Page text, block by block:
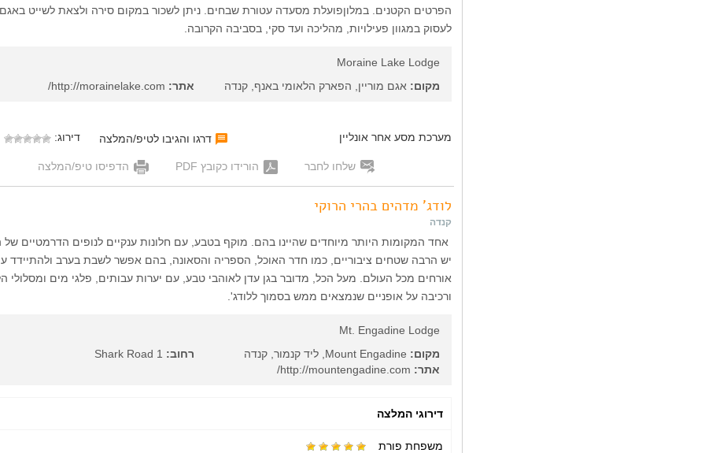
הפרטים הקטנים. במלוןפועלת מסעדה עטורת שבחים. ניתן לשכור במקום סירה ולצאת לשייט
לעסוק במגוון פעילויות, מהליכה ועד סקי, בסביבה הקרובה.
Moraine Lake Lodge
מקום: אגם מוריין, הפארק הלאומי באנף, קנדה אתר:
מערכת מסע אחר אונליין דרגו והגיבו לטיפ/המלצה דירוג:
שלחו לחבר הורידו כקובץ PDF הדפיסו טיפ/המלצה
לודג' מדהים בהרי הרוקי
קנדה
אחד המקומות היותר מיוחדים שהיינו בהם. מוקף בטבע, עם חלונות ענקיים לנופים הדרמטיים של
יש הרבה שטחים ציבוריים, כמו חדר האוכל, הספריה והסאונה, בהם אפשר לשבת בערב ולהתיידד
אורחים מכל העולם. מעל הכל, מדובר בגן עדן לאוהבי טבע, עם יערות עבותים, פלגי מים ומסלולי
ורכיבה על אופניים שנמצאים ממש בסמוך ללודג'.
Mt. Engadine Lodge
מקום:
רחוב:
אתר:
דירוגי המלצה
משפחת פורת